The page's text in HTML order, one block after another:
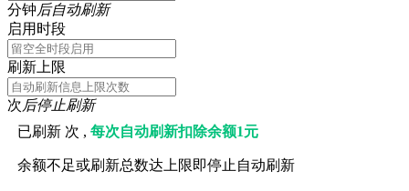
分钟后自动刷新
启用时段
刷新上限
次后停止刷新
已刷新 次 ,每次自动刷新扣除余额1元
余额不足或刷新总数达上限即停止自动刷新